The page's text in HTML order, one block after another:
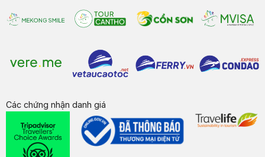
Các chứng nhận danh giá